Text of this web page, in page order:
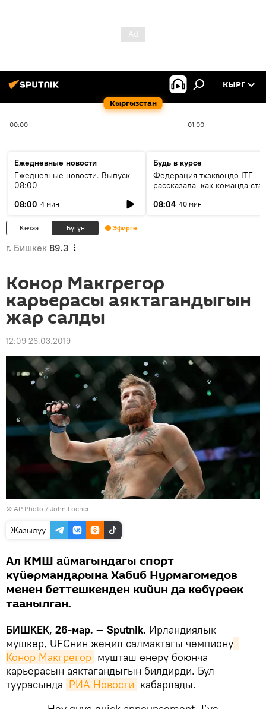
Кыргызстан
КЫРГ
00:00 01:00
Ежедневные новости
Ежедневные новости. Выпуск
08:00
08:00 4 мин
Будь в курсе
Федерация тхэквондо ITF
рассказала, как команда
08:04 40 мин
Кечээ Бүгүн Эфирге
г. Бишкек 89.3
Конор Макгрегор
карьерасы аяктагандыгын
жар салды
12:09 26.03.2019
© AP Photo / John Locher
Жазылуу
Ал КМШ аймагындагы спорт
күйөрмандарына Хабиб Нурмагомедов
менен беттешкенден кийин да көбүрөөк
таанылган.
БИШКЕК, 26-мар. — Sputnik. Ирландиялык
мушкер, UFCнин жеңил салмактагы чемпиону
Конор Макгрегор мушташ өнөрү боюнча
карьерасын аяктагандыгын билдирди. Бул
туурасында РИА Новости кабарлады.